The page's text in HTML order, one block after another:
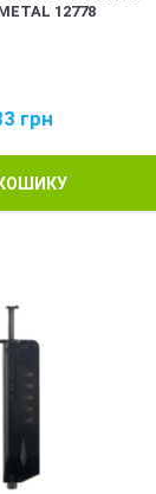
12778
грн